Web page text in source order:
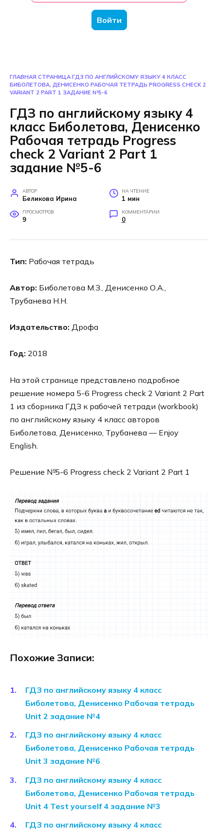
Войти
ГЛАВНАЯ СТРАНИЦА ГДЗ ПО АНГЛИЙСКОМУ ЯЗЫКУ 4 КЛАСС
БИБОЛЕТОВА, ДЕНИСЕНКО РАБОЧАЯ ТЕТРАДЬ PROGRESS CHECK 2
VARIANT 2 PART 1 ЗАДАНИЕ №5-6
ГДЗ по английскому языку 4
класс Биболетова, Денисенко
Рабочая тетрадь Progress
check 2 Variant 2 Part 1
задание №5-6
АВТОР
Беликова Ирина
НА ЧТЕНИЕ
1 мин
ПРОСМОТРОВ
9
КОММЕНТАРИИ
0
Тип: Рабочая тетрадь
Автор: Биболетова М.З., Денисенко О.А.,
Трубанева Н.Н.
Издательство: Дрофа
Год: 2018
На этой странице представлено подробное
решение номера 5-6 Progress check 2 Variant 2 Part
1 из сборника ГДЗ к рабочей тетради (workbook)
по английскому языку 4 класс авторов
Биболетова, Денисенко, Трубанева — Enjoy
English.
Решение №5-6 Progress check 2 Variant 2 Part 1
Похожие Записи:
ГДЗ по английскому языку 4 класс
Биболетова, Денисенко Рабочая тетрадь
Unit 2 задание №4
ГДЗ по английскому языку 4 класс
Биболетова, Денисенко Рабочая тетрадь
Unit 3 задание №6
ГДЗ по английскому языку 4 класс
Биболетова, Денисенко Рабочая тетрадь
Unit 4 Test yourself 4 задание №3
ГДЗ по английскому языку 4 класс